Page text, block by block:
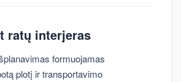
ratų interjeras
formuojamas
plotį ir transportavimo